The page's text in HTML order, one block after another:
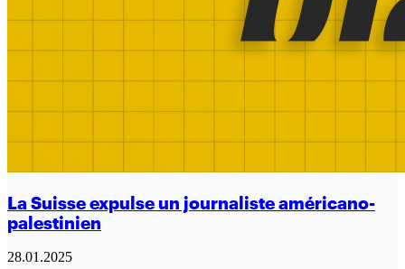
La Suisse expulse un journaliste américano-
palestinien
28.01.2025